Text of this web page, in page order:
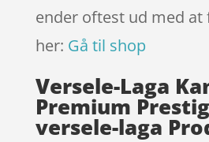
ender oftest ud med at
her: Gå til shop
Versele-Laga
Premium
versele-laga